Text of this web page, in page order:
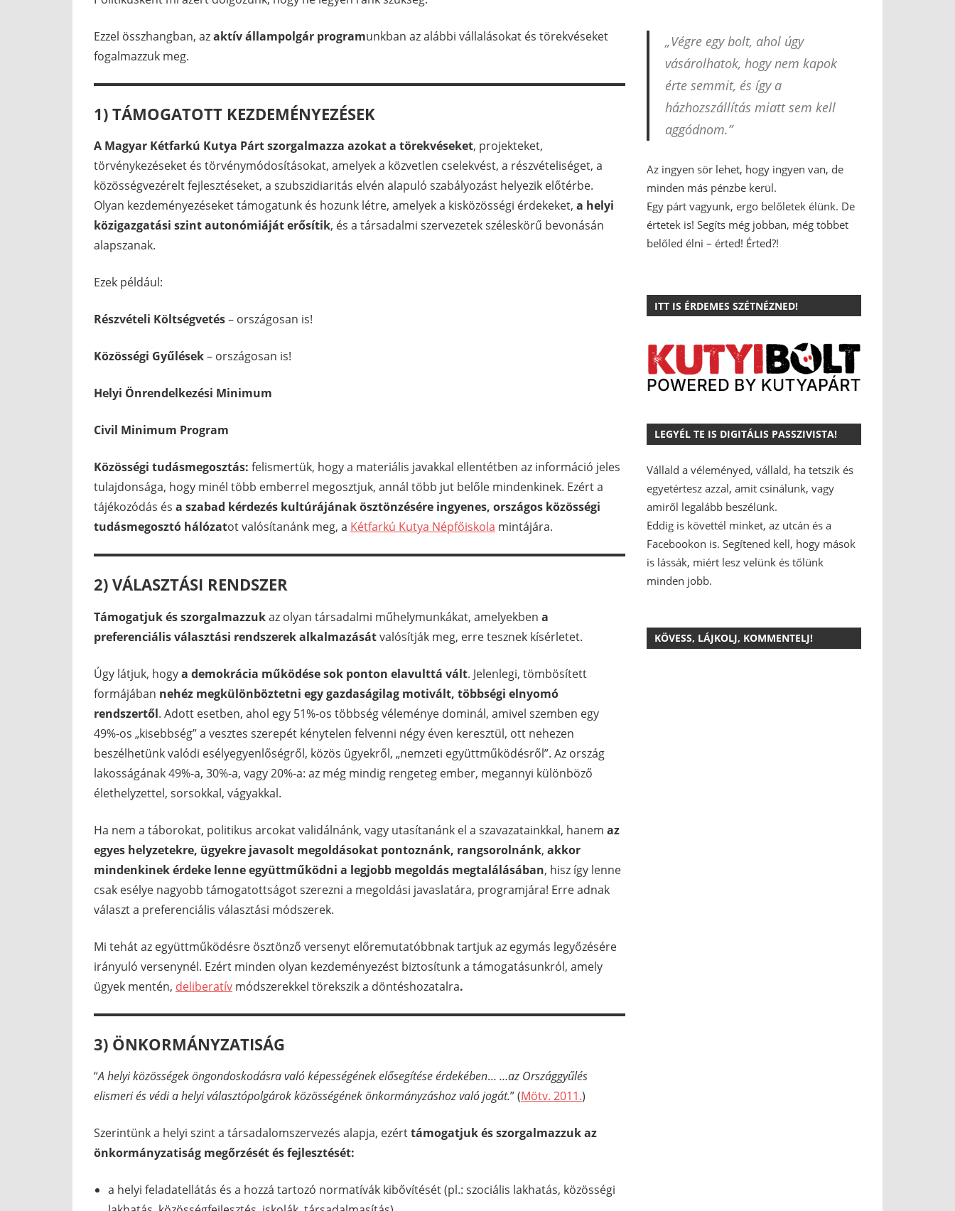
Ezzel összhangban, azaktív állampolgár programunkban az alábbi vállalásokat és törekvéseket
fogalmazzuk meg.
1) TÁMOGATOTT KEZDEMÉNYEZÉSEK
A Magyar Kétfarkú Kutya Párt szorgalmazza azokat a törekvéseket, projekteket,
törvénykezéseket és törvénymódosításokat, amelyek a közvetlen cselekvést, a részvételiséget, a
közösségvezérelt fejlesztéseket, a szubszidiaritás elvén alapuló szabályozást helyezik előtérbe.
Olyan kezdeményezéseket támogatunk és hozunk létre, amelyek a kisközösségi érdekeket, a helyi
közigazgatási szint autonómiáját erősítik, és a társadalmi szervezetek széleskörű bevonásán
alapszanak.
Ezek például:
Részvételi Költségvetés– országosan is!
Közösségi Gyűlések– országosan is!
Helyi Önrendelkezési Minimum
Civil Minimum Program
Közösségi tudásmegosztás: felismertük, hogy a materiális javakkal ellentétben az információ jeles
tulajdonsága, hogy minél több emberrel megosztjuk, annál több jut belőle mindenkinek. Ezért a
tájékozódás és a szabad kérdezés kultúrájának ösztönzésére ingyenes, országos közösségi
tudásmegosztó hálózatot valósítanánk meg, a Kétfarkú Kutya Népfőiskola mintájára.
2) VÁLASZTÁSI RENDSZER
Támogatjuk és szorgalmazzukaz olyan társadalmi műhelymunkákat, amelyekben a
preferenciális választási rendszerekalkalmazásátvalósítják meg, erre tesznek kísérletet.
Úgy látjuk, hogya demokrácia működése sok ponton elavulttá vált. Jelenlegi, tömbösített
formájában nehéz megkülönböztetni egy gazdaságilag motivált, többségi elnyomó
rendszertől. Adott esetben, ahol egy 51%-os többség véleménye dominál, amivel szemben egy
49%-os „kisebbség” a vesztes szerepét kénytelen felvenni négy éven keresztül, ott nehezen
beszélhetünk valódi esélyegyenlőségről, közös ügyekről, „nemzeti együttműködésről”. Az ország
lakosságának 49%-a, 30%-a, vagy 20%-a: az még mindig rengeteg ember, megannyi különböző
élethelyzettel, sorsokkal, vágyakkal.
Ha nem a táborokat, politikus arcokat validálnánk, vagy utasítanánk el a szavazatainkkal, hanem az
egyes helyzetekre, ügyekre javasolt megoldásokat pontoznánk, rangsorolnánk, akkor
mindenkinek érdeke lenne együttműködni a legjobb megoldás megtalálásában, hisz így lenne
csak esélye nagyobb támogatottságot szerezni a megoldási javaslatára, programjára! Erre adnak
választ a preferenciális választási módszerek.
Mi tehát az együttműködésre ösztönző versenyt előremutatóbbnak tartjuk az egymás legyőzésére
irányuló versenynél. Ezért minden olyan kezdeményezést biztosítunk a támogatásunkról, amely
ügyek mentén, deliberatív módszerekkel törekszik a döntéshozatalra.
3) ÖNKORMÁNYZATISÁG
“A helyi közösségek öngondoskodásra való képességének elősegítése érdekében… …az Országgyűlés
elismeri és védi a helyi választópolgárok közösségének önkormányzáshoz való jogát.”(Mötv. 2011.)
Szerintünk a helyi szint a társadalomszervezés alapja, ezérttámogatjuk és szorgalmazzuk az
önkormányzatiság megőrzését és fejlesztését:
a helyi feladatellátás és a hozzá tartozó normatívák kibővítését (pl.: szociális lakhatás, közösségi
„Végre egy bolt, ahol úgy
vásárolhatok, hogy nem kapok
érte semmit, és így a
házhozszállítás miatt sem kell
aggódnom.”
Az ingyen sör lehet, hogy ingyen van, de
minden más pénzbe kerül.
Egy párt vagyunk, ergo belőletek élünk. De
értetek is! Segíts még jobban, még többet
belőled élni – érted! Érted?!
ITT IS ÉRDEMES SZÉTNÉZNED!
LEGYÉL TE IS DIGITÁLIS PASSZIVISTA!
Vállald a véleményed, vállald, ha tetszik és
egyetértesz azzal, amit csinálunk, vagy
amiről legalább beszélünk.
Eddig is követtél minket, az utcán és a
Facebookon is. Segítened kell, hogy mások
is lássák, miért lesz velünk és tőlünk
minden jobb.
KÖVESS, LÁJKOLJ, KOMMENTELJ!